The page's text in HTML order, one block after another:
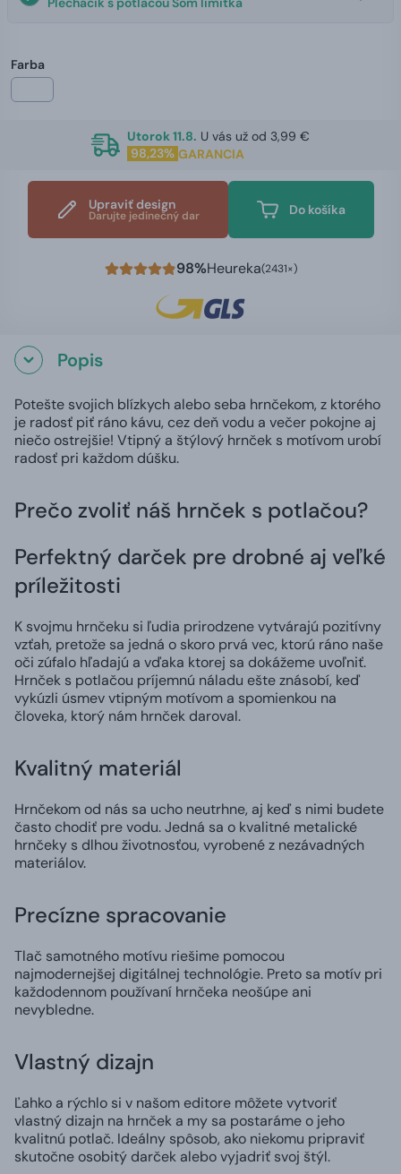
Farba
Utorok 11.8. U vás už od 3,99 €
98,23% GARANCIA
Upraviť design
Darujte jedinečný dar Do košíka
98%Heureka(2431×)
Popis
Potešte svojich blízkych alebo seba hrnčekom, z ktorého
je radosť piť ráno kávu, cez deň vodu a večer pokojne aj
niečo ostrejšie! Vtipný a štýlový hrnček s motívom urobí
radosť pri každom dúšku.
Prečo zvoliť náš hrnček s potlačou?
Perfektný darček pre drobné aj veľké
príležitosti
K svojmu hrnčeku si ľudia prirodzene vytvárajú pozitívny
vzťah, pretože sa jedná o skoro prvá vec, ktorú ráno naše
oči zúfalo hľadajú a vďaka ktorej sa dokážeme uvoľniť.
Hrnček s potlačou príjemnú náladu ešte znásobí, keď
vykúzli úsmev vtipným motívom a spomienkou na
človeka, ktorý nám hrnček daroval.
Kvalitný materiál
Hrnčekom od nás sa ucho neutrhne, aj keď s nimi budete
často chodiť pre vodu. Jedná sa o kvalitné metalické
hrnčeky s dlhou životnosťou, vyrobené z nezávadných
materiálov.
Precízne spracovanie
Tlač samotného motívu riešime pomocou
najmodernejšej digitálnej technológie. Preto sa motív pri
každodennom používaní hrnčeka neošúpe ani
nevybledne.
Vlastný dizajn
Ľahko a rýchlo si v našom editore môžete vytvoriť
vlastný dizajn na hrnček a my sa postaráme o jeho
kvalitnú potlač. Ideálny spôsob, ako niekomu pripraviť
skutočne osobitý darček alebo vyjadriť svoj štýl.